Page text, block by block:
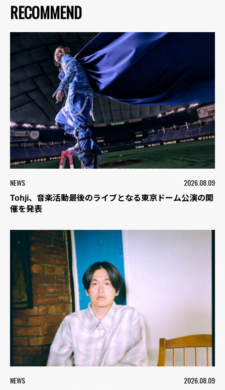
RECOMMEND
NEWS 2026.08.09
Tohji、音楽活動最後のライブとなる東京ドーム公演の開
催を発表
NEWS 2026.08.09